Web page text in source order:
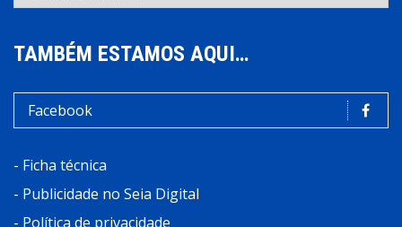
TAMBÉM ESTAMOS AQUI…
Facebook
- Ficha técnica
- Publicidade no Seia Digital
- Política de privacidade